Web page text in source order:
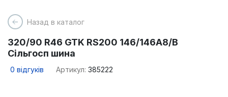
Назад в каталог
320/90 R46 GTK RS200 146/146A8/B
Сільгосп шина
0 відгуків Артикул: 385222